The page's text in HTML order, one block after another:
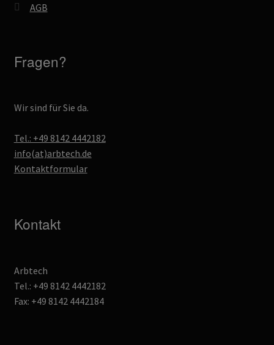
AGB
Fragen?
Wir sind für Sie da.
Tel.: +49 8142 4442182
info(at)arbtech.de
Kontaktformular
Kontakt
Arbtech
Tel.: +49 8142 4442182
Fax: +49 8142 4442184